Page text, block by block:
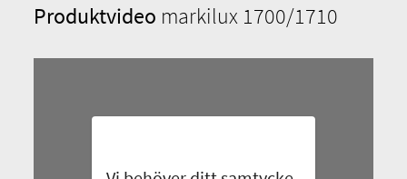
Produktvideo markilux 1700/1710